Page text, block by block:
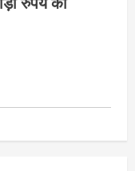
: 33 लोगों के
विभाग ने मनाया